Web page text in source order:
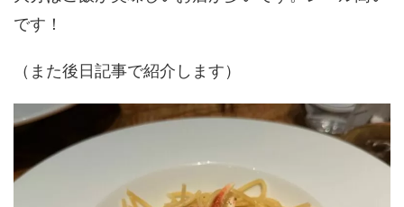
です！
（また後日記事で紹介します）